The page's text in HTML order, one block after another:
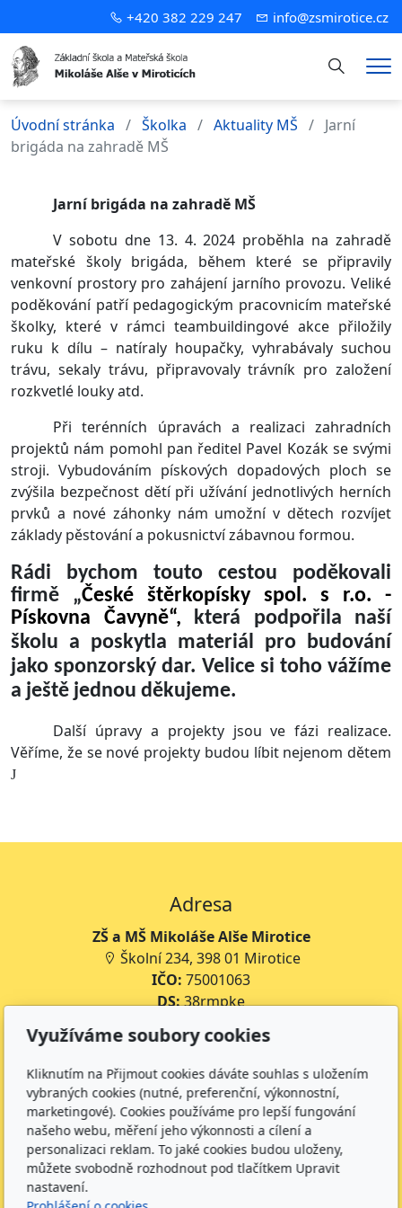
+420 382 229 247 info@zsmirotice.cz
Hledání
Úvodní stránka Školka Aktuality MŠ
Jarní
brigáda na zahradě MŠ
Jarní brigáda na zahradě MŠ
V sobotu dne 13. 4. 2024 proběhla na zahradě
mateřské školy brigáda, během které se připravily
venkovní prostory pro zahájení jarního provozu. Veliké
poděkování patří pedagogickým pracovnicím mateřské
školky, které v rámci teambuildingové akce přiložily
ruku k dílu – natíraly houpačky, vyhrabávaly suchou
trávu, sekaly trávu, připravovaly trávník pro založení
rozkvetlé louky atd.
Při terénních úpravách a realizaci zahradních
projektů nám pomohl pan ředitel Pavel Kozák se svými
stroji. Vybudováním pískových dopadových ploch se
zvýšila bezpečnost dětí při užívání jednotlivých herních
prvků a nové záhonky nám umožní v dětech rozvíjet
základy pěstování a pokusnictví zábavnou formou.
Rádi bychom touto cestou poděkovali
firmě „České štěrkopísky spol. s r.o. -
Pískovna Čavyně“,
která podpořila naší
školu a poskytla materiál pro budování
jako sponzorský dar. Velice si toho vážíme
a ještě jednou děkujeme.
Další úpravy a projekty jsou ve fázi realizace.
Věříme, že se nové projekty budou líbit nejenom dětem
J
Adresa
ZŠ a MŠ Mikoláše Alše Mirotice
Školní 234, 398 01 Mirotice
IČO: 75001063
DS:38rmpke
Číslo účtu jídelny:643227399/0800
Kontakt
+420 734 316 620 - Ředitel školy
+420 733 539 322 - Zástupce ředitele pro předškolní
vzdělávání
Využíváme soubory cookies
Kliknutím na Přijmout cookies dáváte souhlas s uložením
vybraných cookies (nutné, preferenční, výkonnostní,
marketingové). Cookies používáme pro lepší fungování
našeho webu, měření jeho výkonnosti a cílení a
personalizaci reklam. To jaké cookies budou uloženy,
můžete svobodně rozhodnout pod tlačítkem Upravit
nastavení.